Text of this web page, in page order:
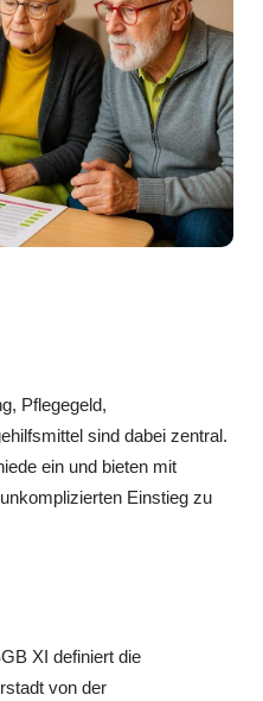
Pflegegeld,
sind dabei zentral.
ein und bieten mit
Einstieg zu
XI definiert die
von der